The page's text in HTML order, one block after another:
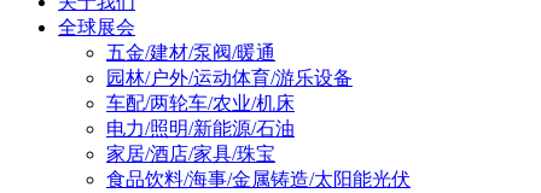
全球展会
五金/建材/泵阀/暖通
园林/户外/运动体育/游乐设备
车配/两轮车/农业/机床
电力/照明/新能源/石油
家居/酒店/家具/珠宝
食品饮料/海事/金属铸造/太阳能光伏